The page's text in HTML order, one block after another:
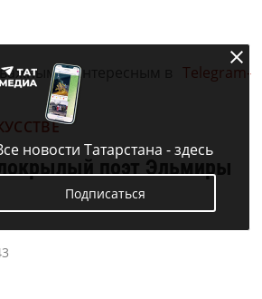
и интересным в
Telegram-
поэт Эльмиры
новости Татарстана - здесь
Подписаться